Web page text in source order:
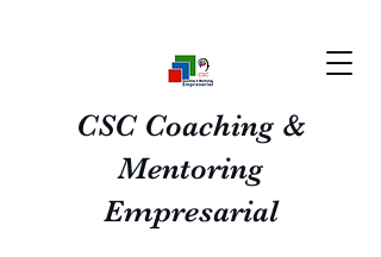
CSC Coaching &
Mentoring
Empresarial